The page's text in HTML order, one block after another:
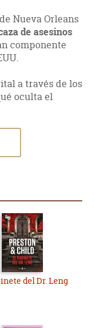
Nueva Orleans
de asesinos
componente
a través de los
oculta el
del Dr. Leng